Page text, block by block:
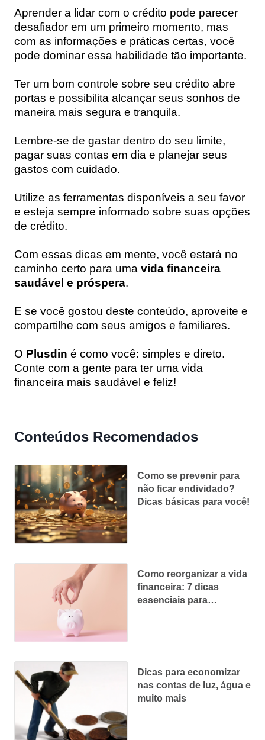
Aprender a lidar com o crédito pode parecer
desafiador em um primeiro momento, mas
com as informações e práticas certas, você
pode dominar essa habilidade tão importante.
Ter um bom controle sobre seu crédito abre
portas e possibilita alcançar seus sonhos de
maneira mais segura e tranquila.
Lembre-se de gastar dentro do seu limite,
pagar suas contas em dia e planejar seus
gastos com cuidado.
Utilize as ferramentas disponíveis a seu favor
e esteja sempre informado sobre suas opções
de crédito.
Com essas dicas em mente, você estará no
caminho certo para uma vida financeira
saudável e próspera.
E se você gostou deste conteúdo, aproveite e
compartilhe com seus amigos e familiares.
O Plusdin é como você: simples e direto.
Conte com a gente para ter uma vida
financeira mais saudável e feliz!
Conteúdos Recomendados
Como se prevenir para
não ficar endividado?
Dicas básicas para você!
Como reorganizar a vida
financeira: 7 dicas
essenciais para
Dicas para economizar
nas contas de luz, água e
muito mais